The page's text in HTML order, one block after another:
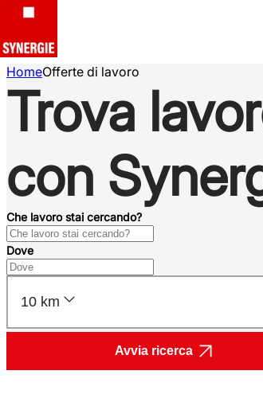
HomeOfferte di lavoro
Trova
con
Che lavoro stai cercando?
Dove
10 km
Avvia ricerca